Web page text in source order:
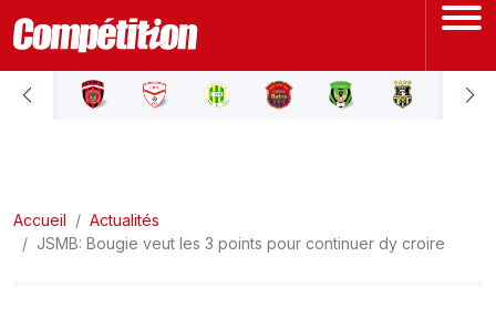
ACCUEIL
LIGUE 2
Accueil
Actualités
JSMB: Bougie veut les 3 points pour continuer dy croire